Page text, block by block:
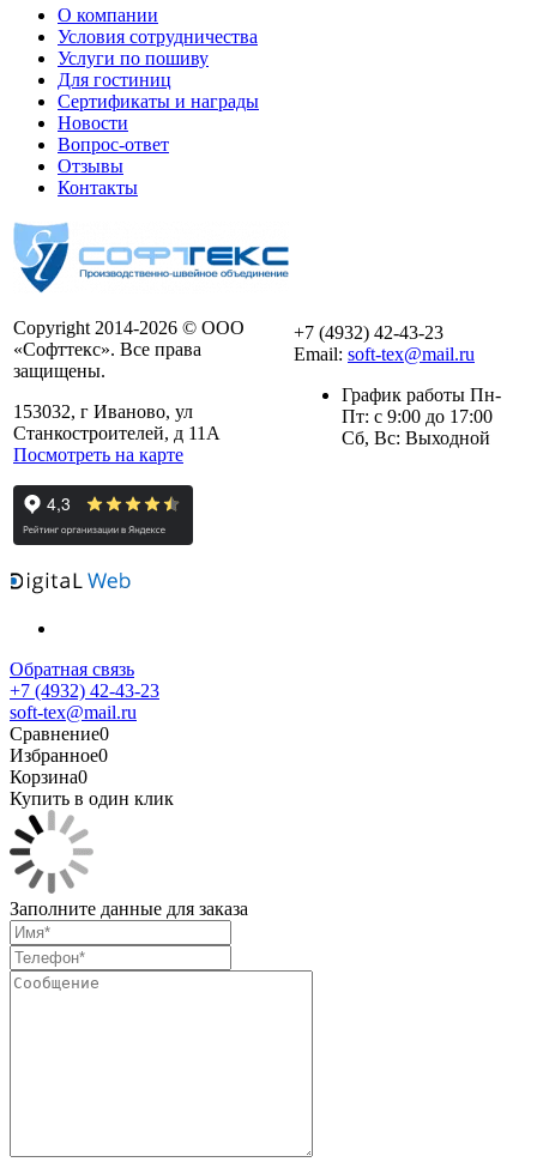
О компании
Условия сотрудничества
Услуги по пошиву
Для гостиниц
Сертификаты и награды
Новости
Вопрос-ответ
Отзывы
Контакты
Copyright 2014-2026 © ООО
«Софттекс». Все права
защищены.
153032, г Иваново, ул
Станкостроителей, д 11А
Посмотреть на карте
+7 (4932) 42-43-23
Email: soft-tex@mail.ru
График работы Пн-
Пт: с 9:00 до 17:00
Сб, Вс: Выходной
Обратная связь
+7 (4932) 42-43-23
soft-tex@mail.ru
Сравнение0
Избранное0
Корзина0
Купить в один клик
Заполните данные для заказа